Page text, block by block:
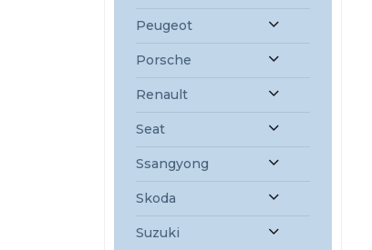
Peugeot
Porsche
Renault
Seat
Ssangyong
Skoda
Suzuki